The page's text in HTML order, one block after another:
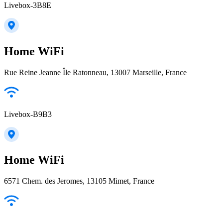
Livebox-3B8E
Home WiFi
Rue Reine Jeanne Île Ratonneau, 13007 Marseille, France
Livebox-B9B3
Home WiFi
6571 Chem. des Jeromes, 13105 Mimet, France